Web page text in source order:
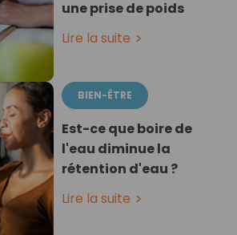
une prise de poids
Lire la suite
BIEN-ÊTRE
Est-ce que boire de
l'eau diminue la
rétention d'eau ?
Lire la suite